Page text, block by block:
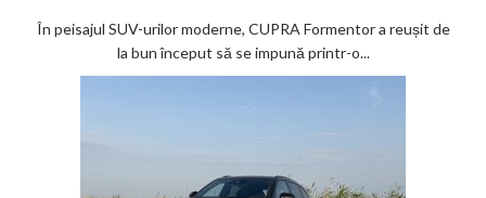
eTSI
ADN-
În peisajul SUV-urilor moderne, CUPRA Formentor a reușit de
la bun început să se impună printr-o...